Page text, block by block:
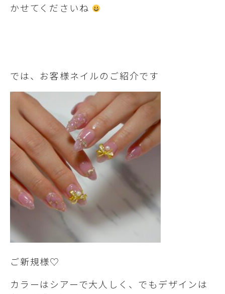
かせてくださいね
では、お客様ネイルのご紹介です
ご新規様♡
カラーはシアーで大人しく、でもデザインは